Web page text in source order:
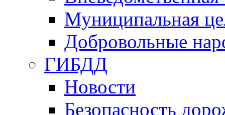
Муниципальная
Добровольные
ГИБДД
Новости
Безопасность